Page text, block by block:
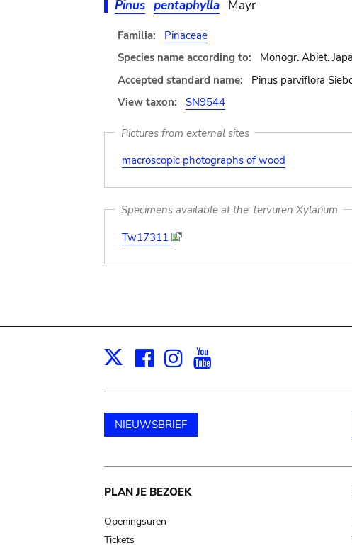
Pinus pentaphylla Mayr
Familia:
Pinaceae
Species name according to:
Monogr. Abiet.
Accepted standard name:
Pinus parviflora
View taxon:
SN9544
Pictures from external sites
macroscopic photographs of wood
Specimens available at the Tervuren Xylarium
Tw17311
X Facebook
Instagram
NIEUWSBRIEF
Main
navigation
PLAN JE BEZOEK
Openingsuren
Tickets